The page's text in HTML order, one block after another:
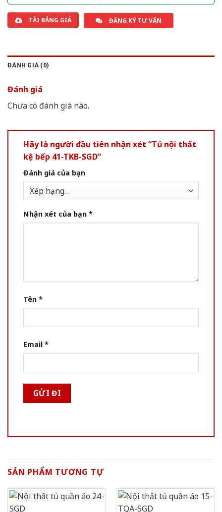
TẢI BẢNG GIÁ ĐĂNG KÝ TƯ VẤN
ĐÁNH GIÁ (0)
Đánh giá
Chưa có đánh giá nào.
Hãy là người đầu tiên nhận xét “Tủ nội thất
kệ bếp 41-TKB-SGD”
Đánh giá của bạn
Nhận xét của bạn *
Tên *
Email *
SẢN PHẨM TƯƠNG TỰ